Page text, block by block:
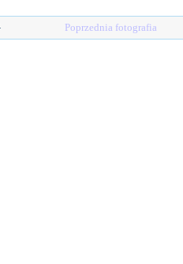
Poprzednia fotografia